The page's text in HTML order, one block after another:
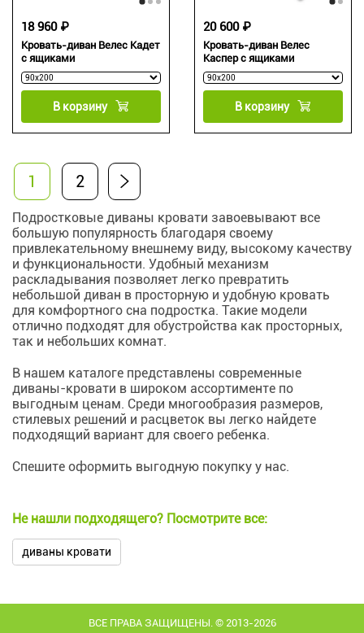
Кровать-диван Велес Кадет
с ящиками
18 960 ₽
В корзину
Кровать-диван Велес
Каспер с ящиками
20 600 ₽
В корзину
1 2
Подростковые диваны кровати завоевывают все
большую популярность благодаря своему
привлекательному внешнему виду, высокому качеству
и функциональности. Удобный механизм
раскладывания позволяет легко превратить
небольшой диван в просторную и удобную кровать
для комфортного сна подростка. Такие модели
отлично подходят для обустройства как просторных,
так и небольших комнат.
В нашем каталоге представлены современные
диваны-кровати в широком ассортименте по
выгодным ценам. Среди многообразия размеров,
стилевых решений и расцветок вы легко найдете
подходящий вариант для своего ребенка.
Спешите оформить выгодную покупку у нас.
Не нашли подходящего? Посмотрите все:
диваны кровати
ВСЕ ПРАВА ЗАЩИЩЕНЫ. © 2013-2026